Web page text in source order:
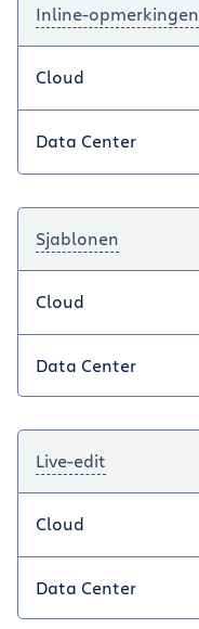
Inline-opmerkingen
Cloud
Data Center
Sjablonen
Cloud
Data Center
Live-edit
Cloud
Data Center